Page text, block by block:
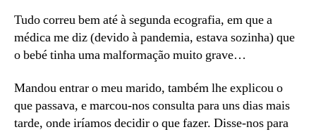
Tudo correu bem até à segunda ecografia, em que a
médica me diz (devido à pandemia, estava sozinha) que
o bebé tinha uma malformação muito grave…
Mandou entrar o meu marido, também lhe explicou o
que passava, e marcou-nos consulta para uns dias mais
tarde, onde iríamos decidir o que fazer. Disse-nos para